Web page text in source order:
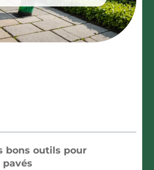
bons outils pour